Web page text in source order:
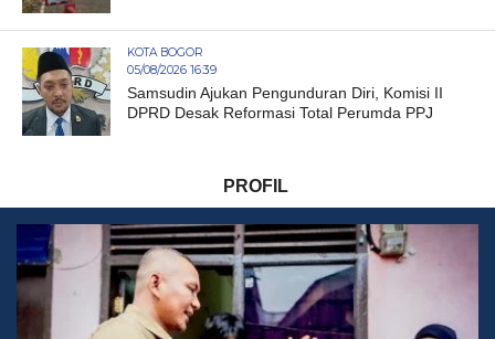
KOTA BOGOR
05/08/2026 16:39
Samsudin Ajukan Pengunduran Diri, Komisi II
DPRD Desak Reformasi Total Perumda PPJ
PROFIL